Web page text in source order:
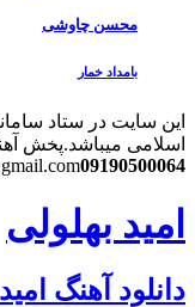
محسن چاوشی
بامداد خمار
این سایت در ستاد
اسلامی میباشد.پخش
09190500064
امید بهلولی
دانلود آهنگ